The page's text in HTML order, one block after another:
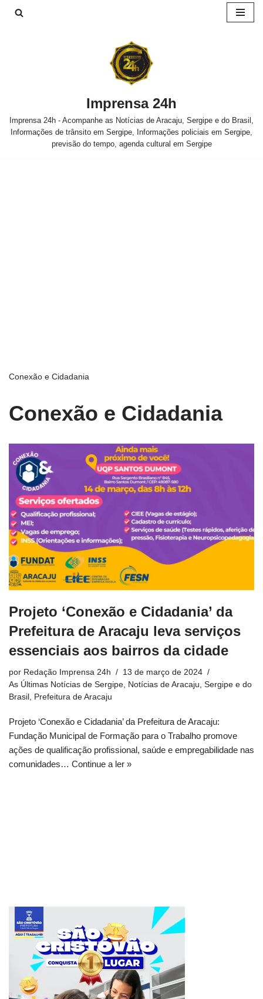
Imprensa 24h
Imprensa 24h - Acompanhe as Notícias de Aracaju, Sergipe e do Brasil,
Informações de trânsito em Sergipe, Informações policiais em Sergipe,
previsão do tempo, agenda cultural em Sergipe
Conexão e Cidadania
Conexão e Cidadania
Projeto ‘Conexão e Cidadania’ da
Prefeitura de Aracaju leva serviços
essenciais aos bairros da cidade
por Redação Imprensa 24h
13 de março de 2024
As Últimas Notícias de Sergipe, Notícias de Aracaju, Sergipe e do
Brasil , Prefeitura de Aracaju
Projeto ‘Conexão e Cidadania’ da Prefeitura de Aracaju:
Fundação Municipal de Formação para o Trabalho promove
ações de qualificação profissional, saúde e empregabilidade nas
comunidades… Continue a ler »